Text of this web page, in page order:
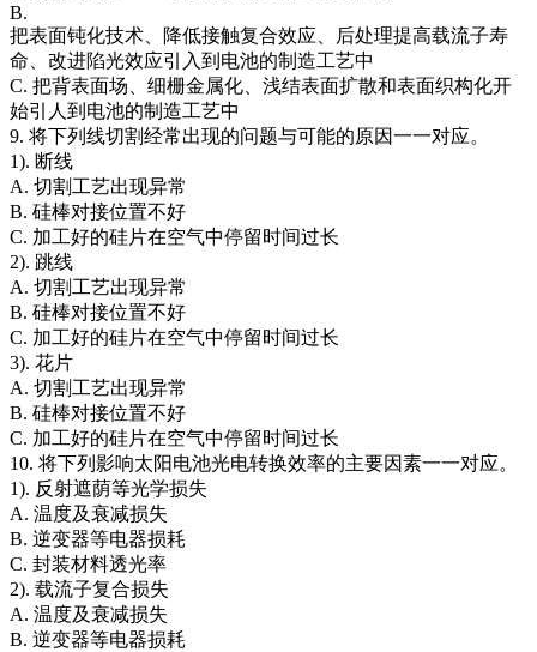
B.
把表面钝化技术、降低接触复合效应、后处理提高载流子寿
命、改进陷光效应引入到电池的制造工艺中
C. 把背表面场、细栅金属化、浅结表面扩散和表面织构化开
始引人到电池的制造工艺中
9. 将下列线切割经常出现的问题与可能的原因一一对应。
1). 断线
A. 切割工艺出现异常
B. 硅棒对接位置不好
C. 加工好的硅片在空气中停留时间过长
2). 跳线
A. 切割工艺出现异常
B. 硅棒对接位置不好
C. 加工好的硅片在空气中停留时间过长
3). 花片
A. 切割工艺出现异常
B. 硅棒对接位置不好
C. 加工好的硅片在空气中停留时间过长
10. 将下列影响太阳电池光电转换效率的主要因素一一对应。
1). 反射遮荫等光学损失
A. 温度及衰减损失
B. 逆变器等电器损耗
C. 封装材料透光率
2). 载流子复合损失
A. 温度及衰减损失
B. 逆变器等电器损耗